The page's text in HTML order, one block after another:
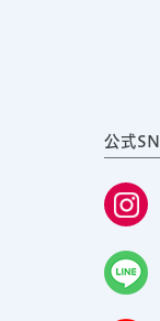
公式